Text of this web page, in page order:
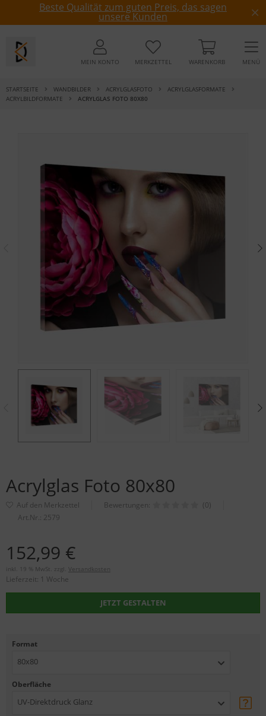
Beste Qualität zum guten Preis, das sagen
unsere Kunden
MEIN KONTO MERKZETTEL WARENKORB MENÜ
STARTSEITE WANDBILDER ACRYLGLASFOTO
ACRYLGLASFORMATE
ACRYLBILDFORMATE
ACRYLGLAS FOTO 80X80
Acrylglas Foto 80x80
Bewertungen:
(0)
Art.Nr.: 2579
152,99 €
inkl. 19 % MwSt. zzgl. Versandkosten
Lieferzeit: 1 Woche
JETZT GESTALTEN
Format
80x80
Oberfläche
UV-Direktdruck Glanz